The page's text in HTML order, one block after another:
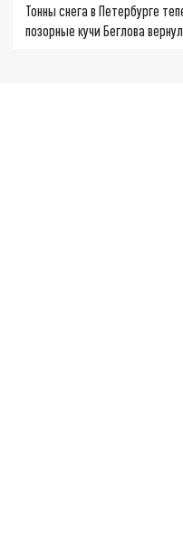
Тонны снега в Петербурге
позорные кучи Беглова